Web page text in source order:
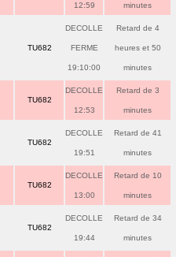
12:59 minutes
TU682
DECOLLE
FERME
19:10:00
Retard de 4
heures et 50
minutes
TU682
DECOLLE
12:53
Retard de 3
minutes
TU682
DECOLLE
19:51
Retard de 41
minutes
TU682
DECOLLE
13:00
Retard de 10
minutes
TU682
DECOLLE
19:44
Retard de 34
minutes